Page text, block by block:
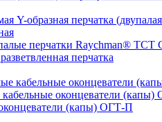
Y-образная перчатка
перчатки Raychman® ТСТ
перчатка
кабельные оконцеватели
оконцеватели
(капы) ОГТ-П